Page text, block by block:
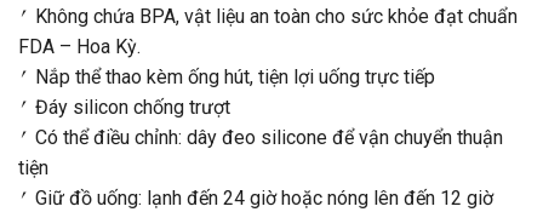
⎖ Không chứa BPA, vật liệu an toàn cho sức khỏe đạt chuẩn
FDA – Hoa Kỳ.
⎖ Nắp thể thao kèm ống hút, tiện lợi uống trực tiếp
⎖ Đáy silicon chống trượt
⎖ Có thể điều chỉnh: dây đeo silicone để vận chuyển thuận
tiện
⎖ Giữ đồ uống: lạnh đến 24 giờ hoặc nóng lên đến 12 giờ